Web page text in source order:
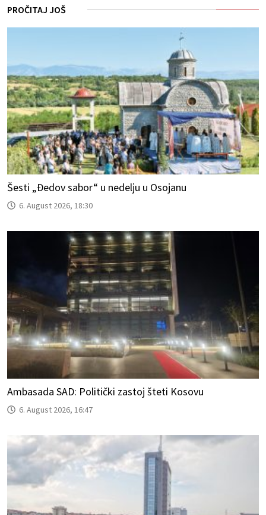
PROČITAJ JOŠ
Šesti „Đedov sabor“ u nedelju u Osojanu
6. August 2026, 18:30
Ambasada SAD: Politički zastoj šteti Kosovu
6. August 2026, 16:47